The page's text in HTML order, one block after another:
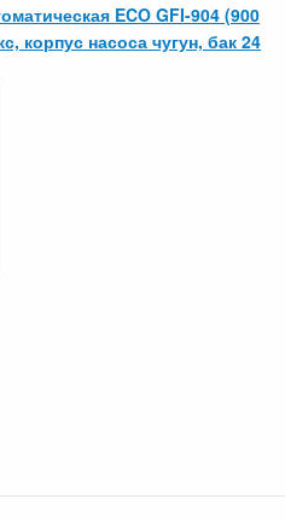
ECO GFI-904 (900
корпус насоса чугун, бак 24